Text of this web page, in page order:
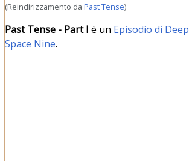
(Reindirizzamento da Past Tense)
Past Tense - Part I è un Episodio di Deep
Space Nine.